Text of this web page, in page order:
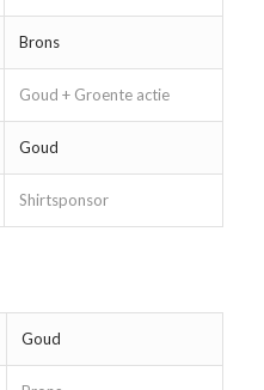
Brons
Goud + Groente actie
Goud
Shirtsponsor
Goud